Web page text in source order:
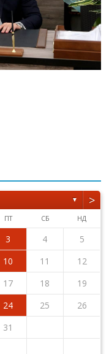
▼ >
ПТ СБ НД
3 4
5
10 11
12
17 18
19
24 25
26
31